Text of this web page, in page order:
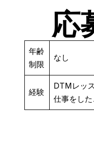
応
年齢
制限
なし
経験
DTMレッ
仕事をし